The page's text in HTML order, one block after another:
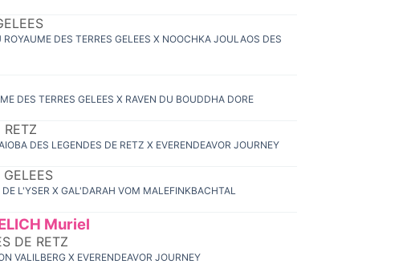
DES TERRES GELEES X NOOCHKA JOULAOS DES
DES TERRES GELEES X RAVEN DU BOUDDHA DORE
DES LEGENDES DE RETZ X EVERENDEAVOR JOURNEY
L'YSER X GAL'DARAH VOM MALEFINKBACHTAL
Muriel
DE RETZ
X EVERENDEAVOR JOURNEY